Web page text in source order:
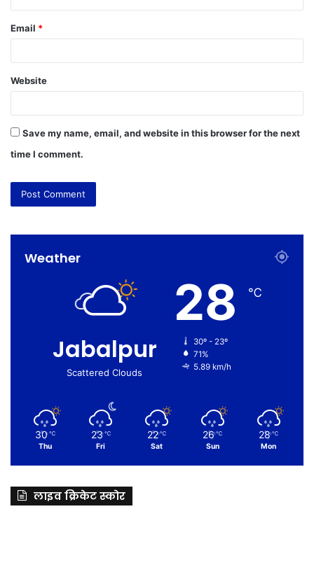
Email *
Website
Save my name, email, and website in this browser for the next
time I comment.
Weather
Jabalpur
Scattered Clouds
28 ℃
30º - 23º
71%
5.89 km/h
30 ℃
Thu
23 ℃
Fri
22 ℃
Sat
26 ℃
Sun
28 ℃
Mon
लाइव क्रिकेट स्कोर